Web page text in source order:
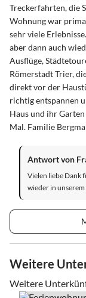
Treckerfahrten, die
Wohnung war
sehr viele
aber dann auch
Ausflüge,
Römerstadt Trier,
direkt vor der
richtig entspannen
Haus und ihr
Mal. Familie
Antwort von
Vielen liebe Dank
wieder in
Weitere
Weitere